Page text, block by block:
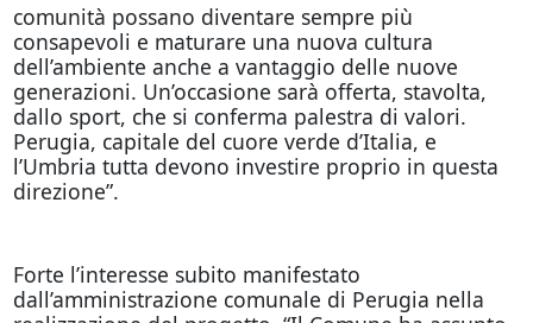
comunità possano diventare sempre più
consapevoli e maturare una nuova cultura
dell’ambiente anche a vantaggio delle nuove
generazioni. Un’occasione sarà offerta, stavolta,
dallo sport, che si conferma palestra di valori.
Perugia, capitale del cuore verde d’Italia, e
l’Umbria tutta devono investire proprio in questa
direzione”.
Forte l’interesse subito manifestato
dall’amministrazione comunale di Perugia nella